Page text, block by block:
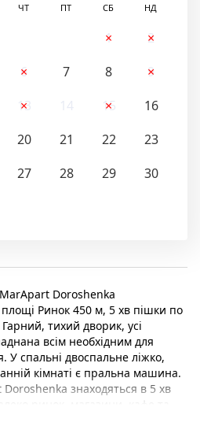
ЧТ ПТ СБ НД
1
2
6 7 8
9
13 15
16
20 21 22
23
27 28 29
30
Doroshenka
Ринок 450 м, 5 хв пішки по
Гарний, тихий дворик, усі
всім необхідним для
спальні двоспальне ліжко,
кімнаті є пральна машина.
знаходяться в 5 хв
ринок, магазини, кафе та
розташований за 4 км від